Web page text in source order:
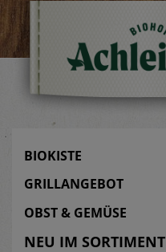
BIOKISTE
GRILLANGEBOT
OBST & GEMÜSE
NEU IM SORTIMENT